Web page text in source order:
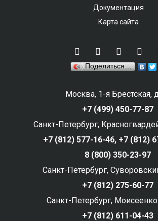
Документация
Карта сайта
Поделиться…
Москва, 1-я Брестская,
+7 (499) 450-77-87
Санкт-Петербург,
+7 (812) 577-16-46, +7 (812)
8 (800) 350-23-97
Санкт-Петербург,
+7 (812) 275-60-77
Санкт-Петербург, Моисеенко
+7 (812) 611-04-43